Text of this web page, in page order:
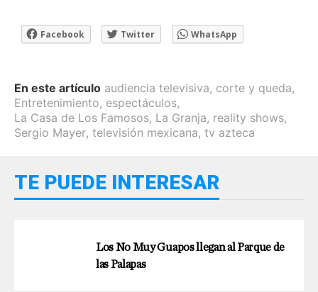
Facebook Twitter WhatsApp
En este artículo audiencia televisiva, corte y queda,
Entretenimiento, espectáculos,
La Casa de Los Famosos, La Granja, reality shows,
Sergio Mayer, televisión mexicana, tv azteca
TE PUEDE INTERESAR
Los No Muy Guapos llegan al Parque de
las Palapas